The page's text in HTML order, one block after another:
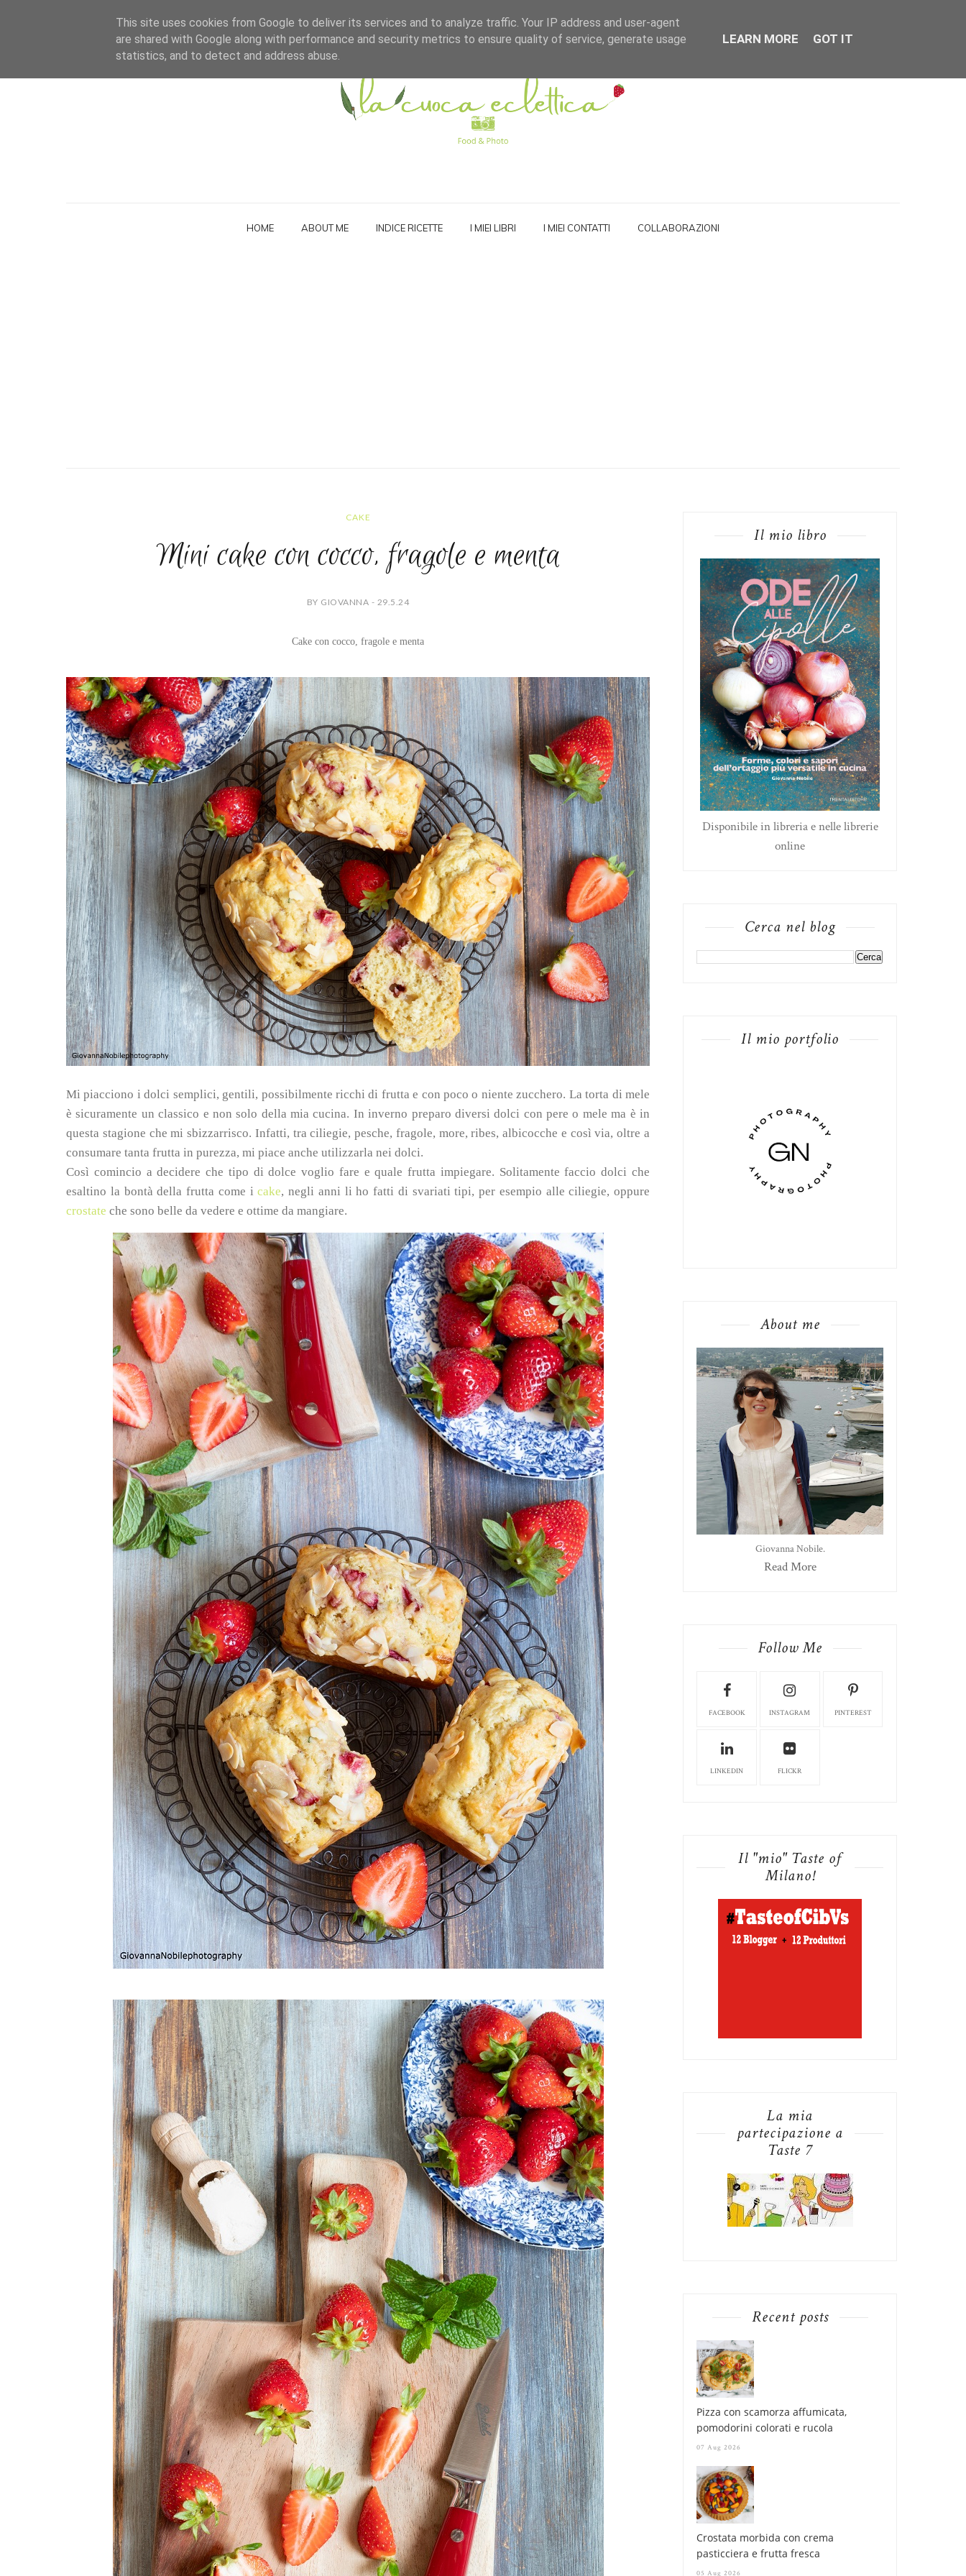
HOME ABOUT ME INDICE RICETTE I MIEI LIBRI I MIEI CONTATTI COLLABORAZIONI
CAKE
Mini cake con cocco, fragole e menta
BY GIOVANNA - 29.5.24
Cake con cocco, fragole e menta
Mi piacciono i dolci semplici, gentili, possibilmente ricchi di frutta e con poco o niente zucchero. La torta di mele
è sicuramente un classico e non solo della mia cucina. In inverno preparo diversi dolci con pere o mele ma è in
questa stagione che mi sbizzarrisco. Infatti, tra ciliegie, pesche, fragole, more, ribes, albicocche e così via, oltre a
consumare tanta frutta in purezza, mi piace anche utilizzarla nei dolci.
Così comincio a decidere che tipo di dolce voglio fare e quale frutta impiegare. Solitamente faccio dolci che
esaltino la bontà della frutta come icake, negli anni li ho fatti di svariati tipi, per esempio alle ciliegie, oppure
crostate che sono belle da vedere e ottime da mangiare.
Il mio libro
Disponibile in libreria e nelle librerie
online
Cerca nel blog
Il mio portfolio
About me
Giovanna Nobile.
Read More
Follow Me
FACEBOOK INSTAGRAM PINTEREST
LINKEDIN FLICKR
Il "mio" Taste of
Milano!
La mia
partecipazione a
Taste 7
Recent posts
Pizza con scamorza affumicata,
pomodorini colorati e rucola
07 Aug 2026
Crostata morbida con crema
pasticciera e frutta fresca
05 Aug 2026
This site uses cookies from Google to deliver its services and to analyze traffic. Your IP address and user-agent
are shared with Google along with performance and security metrics to ensure quality of service, generate usage
statistics, and to detect and address abuse.
LEARN MORE GOT IT